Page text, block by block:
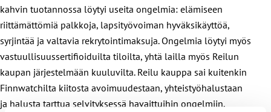
kahvin tuotannossa löytyi useita ongelmia: elämiseen
riittämättömiä palkkoja, lapsityövoiman hyväksikäyttöä,
syrjintää ja valtavia rekrytointimaksuja. Ongelmia löytyi myös
vastuullisuussertifioiduilta tiloilta, yhtä lailla myös Reilun
kaupan järjestelmään kuuluvilta. Reilu kauppa sai kuitenkin
Finnwatchilta kiitosta avoimuudestaan, yhteistyöhalustaan
ja halusta tarttua selvityksessä havaittuihin ongelmiin.